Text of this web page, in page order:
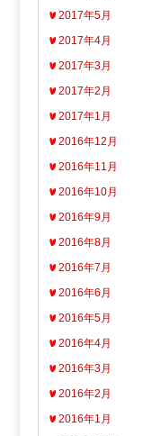
2017年5月
2017年4月
2017年3月
2017年2月
2017年1月
2016年12月
2016年11月
2016年10月
2016年9月
2016年8月
2016年7月
2016年6月
2016年5月
2016年4月
2016年3月
2016年2月
2016年1月